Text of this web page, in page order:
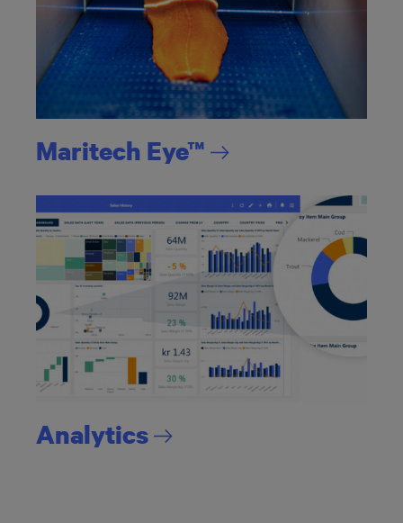
Maritech Eye™
Analytics